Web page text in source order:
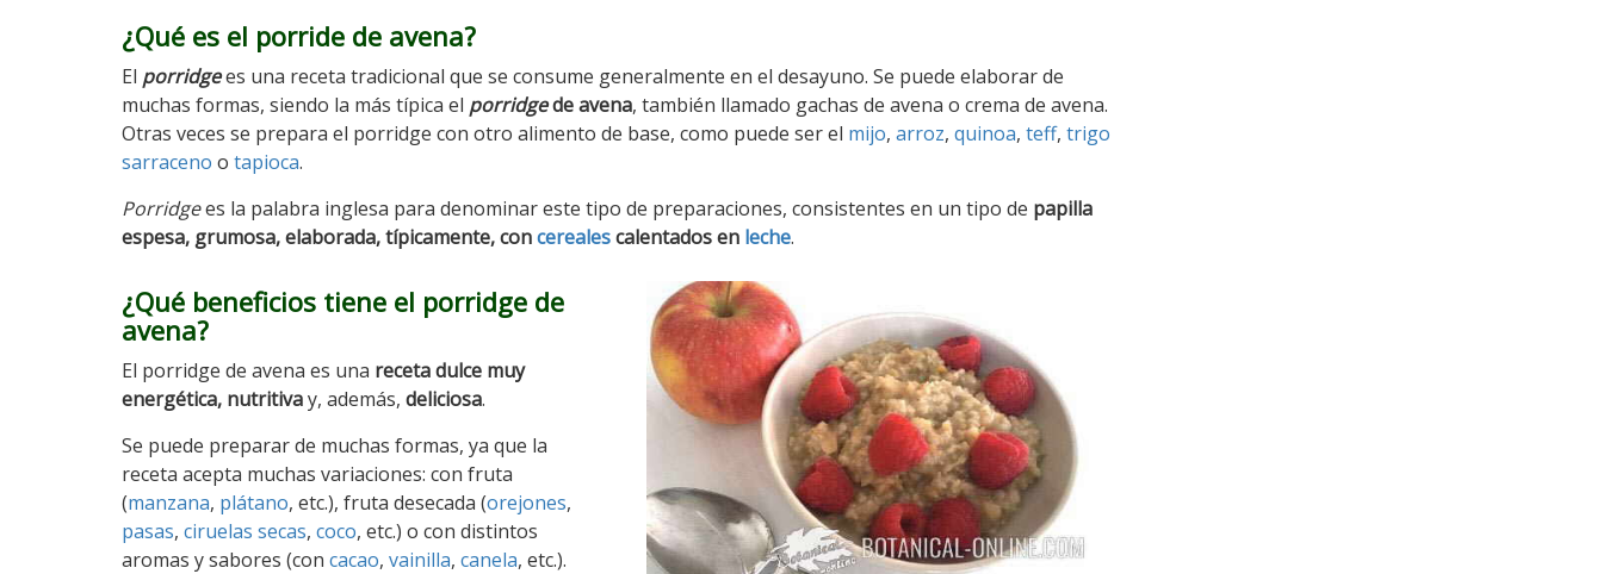
¿Qué es el porride de avena?
El porridgees una receta tradicional que se consume generalmente en el desayuno. Se puede elaborar de
muchas formas, siendo la más típica el porridgede avena, también llamado gachas de avena o crema de avena.
Otras veces se prepara el porridge con otro alimento de base, como puede ser el mijo, arroz, quinoa, teff, trigo
sarraceno o tapioca.
Porridgees la palabra inglesa para denominar este tipo de preparaciones, consistentes en un tipo de papilla
espesa, grumosa, elaborada, típicamente, concerealescalentados en leche.
¿Qué beneficios tiene el porridge de
avena?
El porridge de avena es una receta dulce muy
energética, nutritivay, además, deliciosa.
Se puede preparar de muchas formas, ya que la
receta acepta muchas variaciones: con fruta
(manzana, plátano, etc.), fruta desecada (orejones,
pasas, ciruelas secas, coco, etc.) o con distintos
aromas y sabores (con cacao, vainilla, canela, etc.).